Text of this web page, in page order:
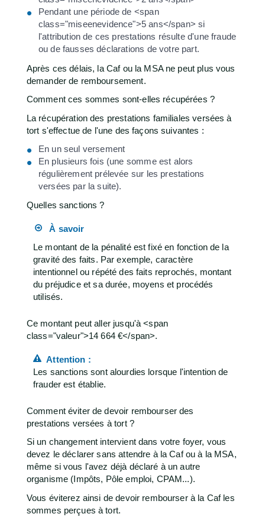
Pendant une période de <span
class="miseenevidence">5 ans</span> si
l'attribution de ces prestations résulte d'une fraude
ou de fausses déclarations de votre part.
Après ces délais, la Caf ou la MSA ne peut plus vous
demander de remboursement.
Comment ces sommes sont-elles récupérées ?
La récupération des prestations familiales versées à
tort s'effectue de l'une des façons suivantes :
En un seul versement
En plusieurs fois (une somme est alors
régulièrement prélevée sur les prestations
versées par la suite).
Quelles sanctions ?
À savoir
Le montant de la pénalité est fixé en fonction de la
gravité des faits. Par exemple, caractère
intentionnel ou répété des faits reprochés, montant
du préjudice et sa durée, moyens et procédés
utilisés.
Ce montant peut aller jusqu'à <span
class="valeur">14 664 €</span>.
Attention :
Les sanctions sont alourdies lorsque l'intention de
frauder est établie.
Comment éviter de devoir rembourser des
prestations versées à tort ?
Si un changement intervient dans votre foyer, vous
devez le déclarer sans attendre à la Caf ou à la MSA,
même si vous l'avez déjà déclaré à un autre
organisme (Impôts, Pôle emploi, CPAM...).
Vous éviterez ainsi de devoir rembourser à la Caf les
sommes perçues à tort.